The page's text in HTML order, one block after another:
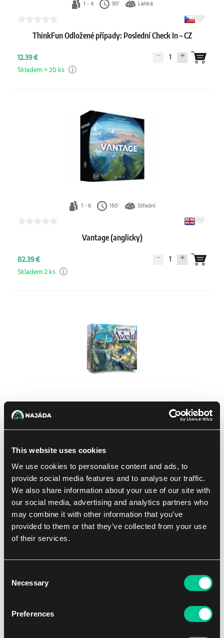
This website uses cookies
We use cookies to personalise content and ads, to
provide social media features and to analyse our traffic.
We also share information about your use of our site with
our social media, advertising and analytics partners who
may combine it with other information that you’ve
provided to them or that they’ve collected from your use
of their services.
Selection
Necessary
Preferences
1 - 4 90' Lehká
ThinkFun Odložené případy: Poslední Check In – CZ
12.39 € 1
Skladem > 20 ks
1 - 6 150' Střední
Vantage (anglicky)
82.39 € 1
Skladem 2 ks
34.59 €
Skladem 1 ks